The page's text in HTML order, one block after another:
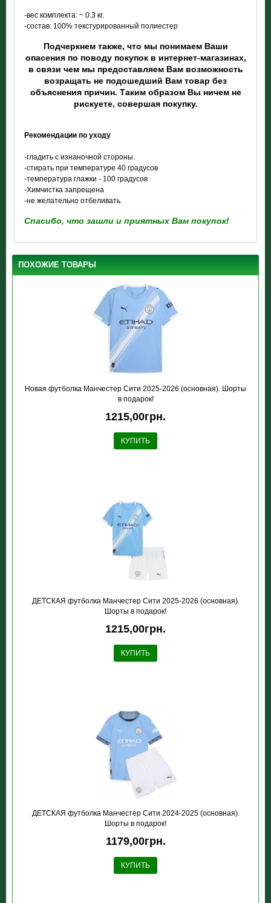
-вес комплекта: ~ 0.3 кг.
-состав: 100% текстурированный полиестер
Подчеркнем также, что мы понимаем Ваши
опасения по поводу покупок в интернет-магазинах,
в связи чем мы предоставляем Вам возможность
возращать не подошедший Вам товар без
объяснения причин. Таким образом Вы ничем не
рискуете, совершая покупку.
Рекомендации по уходу
-гладить с изнаночной стороны.
-стирать при температуре 40 градусов
-температура глажки - 100 градусов
-Химчистка запрещена
-не желательно отбеливать.
Спасибо, что зашли и приятных Вам покупок!
ПОХОЖИЕ ТОВАРЫ
Новая футболка Манчестер Сити 2025-2026 (основная). Шорты
в подарок!
1215,00грн.
КУПИТЬ
ДЕТСКАЯ футболка Манчестер Сити 2025-2026 (основная).
Шорты в подарок!
1215,00грн.
КУПИТЬ
ДЕТСКАЯ футболка Манчестер Сити 2024-2025 (основная).
Шорты в подарок!
1179,00грн.
КУПИТЬ